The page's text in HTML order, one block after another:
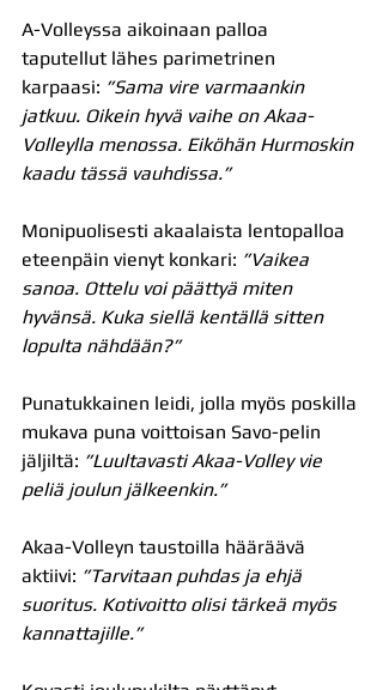
A-Volleyssa aikoinaan palloa
taputellut lähes parimetrinen
karpaasi: ”Sama vire varmaankin
jatkuu. Oikein hyvä vaihe on Akaa-
Volleylla menossa. Eiköhän Hurmoskin
kaadu tässä vauhdissa.”
Monipuolisesti akaalaista lentopalloa
eteenpäin vienyt konkari: ”Vaikea
sanoa. Ottelu voi päättyä miten
hyvänsä. Kuka siellä kentällä sitten
lopulta nähdään?”
Punatukkainen leidi, jolla myös poskilla
mukava puna voittoisan Savo-pelin
jäljiltä: ”Luultavasti Akaa-Volley vie
peliä joulun jälkeenkin.”
Akaa-Volleyn taustoilla hääräävä
aktiivi: ”Tarvitaan puhdas ja ehjä
suoritus. Kotivoitto olisi tärkeä myös
kannattajille.”